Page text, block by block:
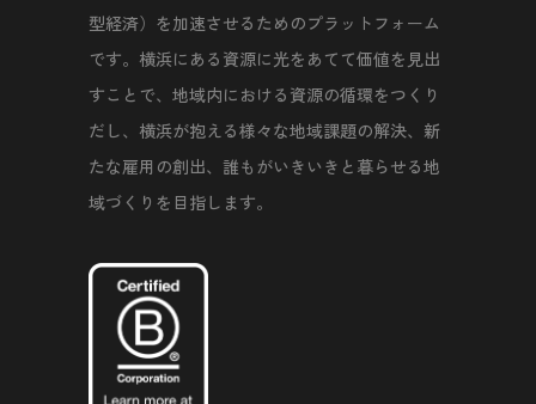
型経済）を加速させるためのプラットフォーム
です。横浜にある資源に光をあてて価値を見出
すことで、地域内における資源の循環をつくり
だし、横浜が抱える様々な地域課題の解決、新
たな雇用の創出、誰もがいきいきと暮らせる地
域づくりを目指します。